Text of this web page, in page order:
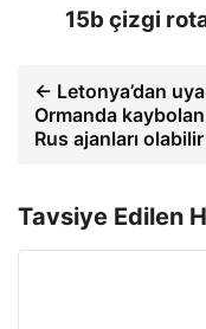
15b çizgi
← Letonya’dan
Ormanda
Rus ajanları olabilir
Tavsiye Edilen